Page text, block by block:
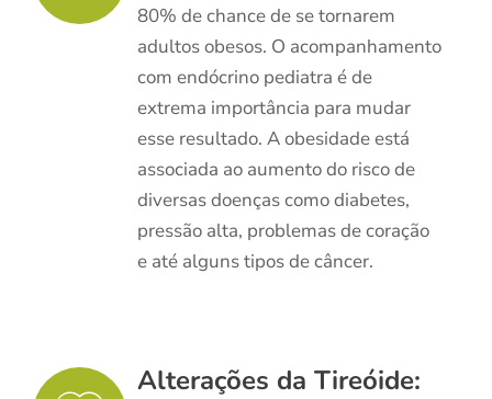
80% de chance de se tornarem
adultos obesos. O acompanhamento
com endócrino pediatra é de
extrema importância para mudar
esse resultado. A obesidade está
associada ao aumento do risco de
diversas doenças como diabetes,
pressão alta, problemas de coração
e até alguns tipos de câncer.
Alterações da Tireóide: